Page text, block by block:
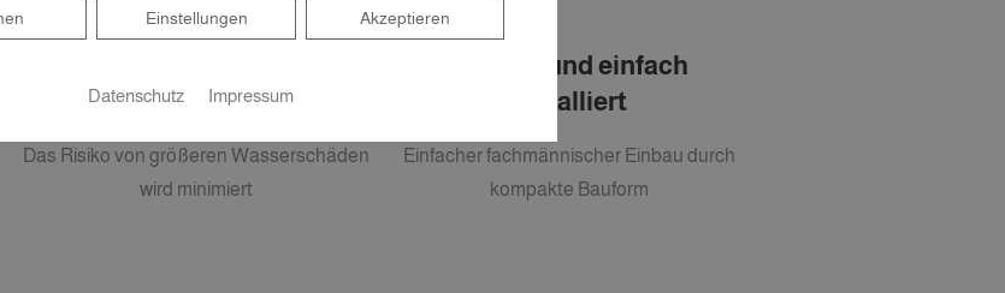
sparen
Das Risiko von größeren Wasserschäden
wird minimiert
Schnell und einfach
installiert
Einfacher fachmännischer Einbau durch
kompakte Bauform
Akzeptieren
Einstellungen
Datenschutz Impressum